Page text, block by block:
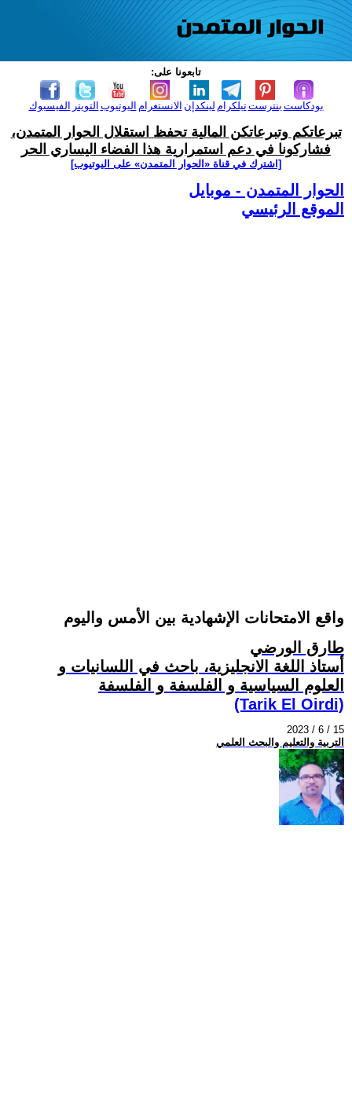
تابعونا على:
الفيسبوك التويتر اليوتيوب الانستغرام لينكدإن تيلكرامبنترست بودكاست
تبرعاتكم وتبرعاتكن المالية تحفظ استقلال الحوار المتمدن،
فشاركونا في دعم استمرارية هذا الفضاء اليساري الحر
[اشترك في قناة ‫«الحوار المتمدن» على اليوتيوب]
الحوار المتمدن - موبايل
الموقع الرئيسي
واقع الامتحانات الإشهادية بين الأمس واليوم
طارق الورضي
أستاذ اللغة الانجليزية، باحث في اللسانيات و
العلوم السياسية و الفلسفة و الفلسفة
(Tarik El Oirdi)
2023 / 6 / 15
التربية والتعليم والبحث العلمي